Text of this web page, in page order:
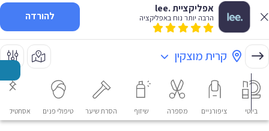
אפליקציית .lee
הרבה יותר נוח באפליקציה להורדה
קרית מוצקין
ביוטי ציפורניים מספרה שיזוף הסרת שיער טיפולי פנים אסתטיקה